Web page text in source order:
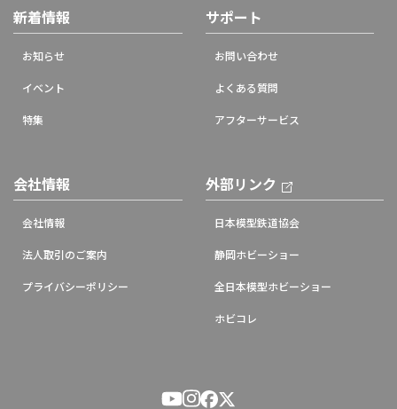
新着情報
お知らせ
イベント
特集
サポート
お問い合わせ
よくある質問
アフターサービス
会社情報
会社情報
法人取引のご案内
プライバシーポリシー
外部リンク
日本模型鉄道協会
静岡ホビーショー
全日本模型ホビーショー
ホビコレ